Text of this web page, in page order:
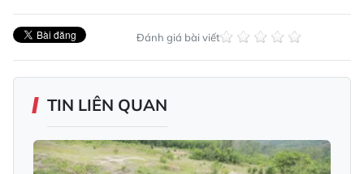
Đánh giá bài viết
TIN LIÊN QUAN